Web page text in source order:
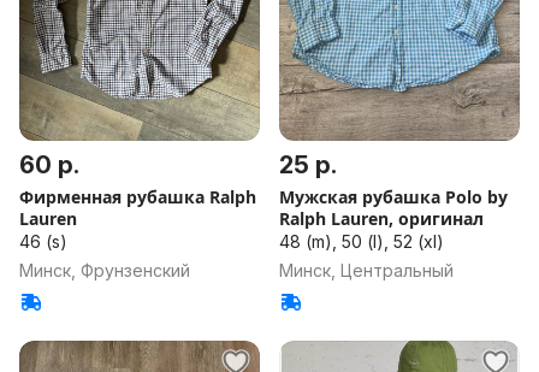
60 р.
Фирменная рубашка Ralph
Lauren
46 (s)
Минск, Фрунзенский
25 р.
Мужская рубашка Polo by
Ralph Lauren, оригинал
48 (m), 50 (l), 52 (xl)
Минск, Центральный